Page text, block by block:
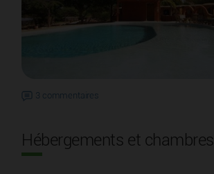
3 commentaires
Hébergements et chambres